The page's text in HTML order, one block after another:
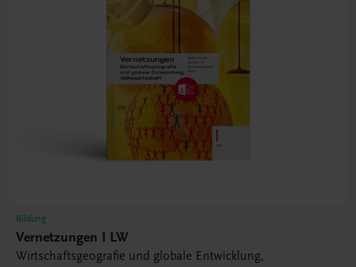
Bildung
Vernetzungen I LW
Wirtschaftsgeografie und globale Entwicklung,